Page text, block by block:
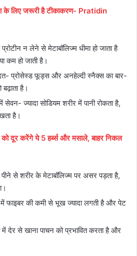
के लिए जरूरी है टीकाकरण- Pratidin
प्रोटीन न लेने से मेटाबॉलिज्म धीमा हो जाता है
कम हो जाती है।
प्रोसेस्ड फूड्स और अनहेल्दी स्नैक्स का बार-
है।
ज्यादा सोडियम शरीर में पानी रोकता है,
है।
दूर करेंगे ये 5 हर्ब्स और मसाले, बाहर निकल
पीने से शरीर के मेटाबॉलिज्म पर असर पड़ता है,
फाइबर की कमी से भूख ज्यादा लगती है और पेट
देर से खाना पाचन को प्रभावित करता है और